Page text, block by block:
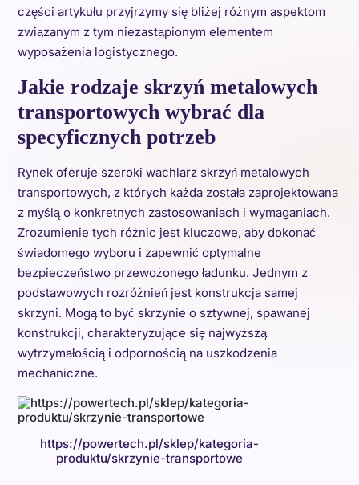
części artykułu przyjrzymy się bliżej różnym aspektom
związanym z tym niezastąpionym elementem
wyposażenia logistycznego.
Jakie rodzaje skrzyń metalowych
transportowych wybrać dla
specyficznych potrzeb
Rynek oferuje szeroki wachlarz skrzyń metalowych
transportowych, z których każda została zaprojektowana
z myślą o konkretnych zastosowaniach i wymaganiach.
Zrozumienie tych różnic jest kluczowe, aby dokonać
świadomego wyboru i zapewnić optymalne
bezpieczeństwo przewożonego ładunku. Jednym z
podstawowych rozróżnień jest konstrukcja samej
skrzyni. Mogą to być skrzynie o sztywnej, spawanej
konstrukcji, charakteryzujące się najwyższą
wytrzymałością i odpornością na uszkodzenia
mechaniczne.
https://powertech.pl/sklep/kategoria-
produktu/skrzynie-transportowe